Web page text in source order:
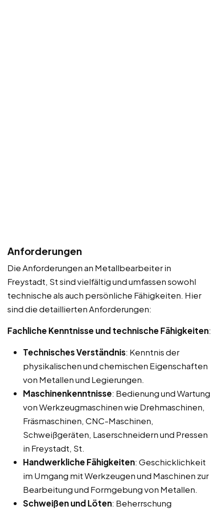
Anforderungen
Die Anforderungen an Metallbearbeiter in
Freystadt, St sind vielfältig und umfassen sowohl
technische als auch persönliche Fähigkeiten. Hier
sind die detaillierten Anforderungen:
Fachliche Kenntnisse und technische Fähigkeiten:
Technisches Verständnis: Kenntnis der
physikalischen und chemischen Eigenschaften
von Metallen und Legierungen.
Maschinenkenntnisse: Bedienung und Wartung
von Werkzeugmaschinen wie Drehmaschinen,
Fräsmaschinen, CNC-Maschinen,
Schweißgeräten, Laserschneidern und Pressen
in Freystadt, St.
Handwerkliche Fähigkeiten: Geschicklichkeit
im Umgang mit Werkzeugen und Maschinen zur
Bearbeitung und Formgebung von Metallen.
Schweißen und Löten: Beherrschung